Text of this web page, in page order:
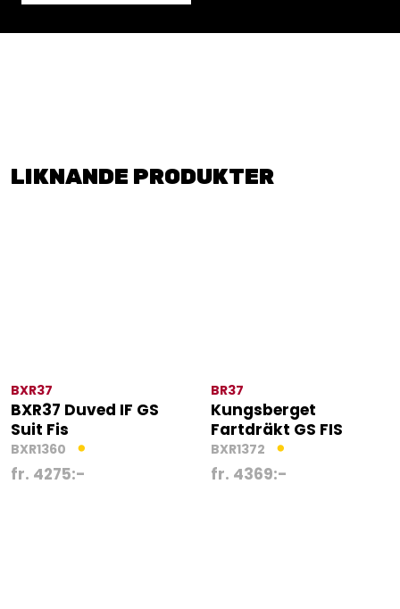
LIKNANDE PRODUKTER
BXR37
BXR37 Duved IF GS
Suit Fis
BXR1360
fr. 4275:-
BR37
Kungsberget
Fartdräkt GS FIS
BXR1372
fr. 4369:-